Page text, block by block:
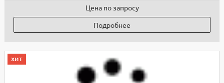
Цена по запросу
Подробнее
хит